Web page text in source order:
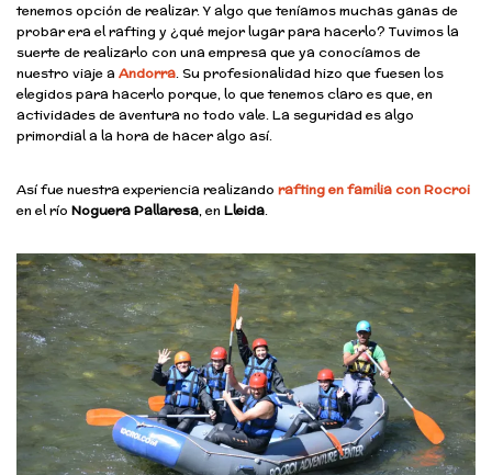
tenemos opción de realizar. Y algo que teníamos muchas ganas de
probar era el rafting y ¿qué mejor lugar para hacerlo? Tuvimos la
suerte de realizarlo con una empresa que ya conocíamos de
nuestro viaje a Andorra. Su profesionalidad hizo que fuesen los
elegidos para hacerlo porque, lo que tenemos claro es que, en
actividades de aventura no todo vale. La seguridad es algo
primordial a la hora de hacer algo así.
Así fue nuestra experiencia realizando rafting en familia con Rocroi
en el río Noguera Pallaresa, en Lleida.